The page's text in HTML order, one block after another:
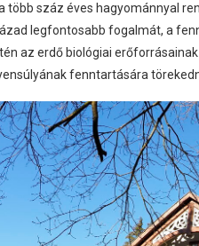
több száz éves hagyománnyal
legfontosabb fogalmát, a
az erdő biológiai
fenntartására